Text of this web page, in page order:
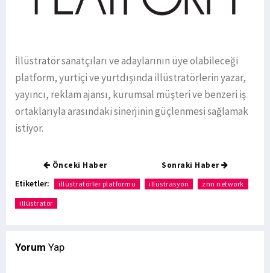
İllüstratör sanatçıları ve adaylarının üye olabileceği
platform, yurtiçi ve yurtdışında illüstratörlerin yazar,
yayıncı, reklam ajansı, kurumsal müşteri ve benzeri iş
ortaklarıyla arasındaki sinerjinin güçlenmesi sağlamak
istiyor.
Önceki Haber Sonraki Haber
Etiketler: illüstratörler platformu illüstrasyon znn network
illüstratör
Yorum Yap